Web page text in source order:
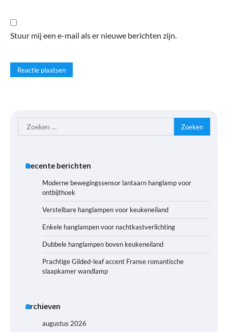
Stuur mij een e-mail als er nieuwe berichten zijn.
Zoeken
naar:
Recente berichten
Moderne bewegingssensor lantaarn hanglamp voor
ontbijthoek
Verstelbare hanglampen voor keukeneiland
Enkele hanglampen voor nachtkastverlichting
Dubbele hanglampen boven keukeneiland
Prachtige Gilded-leaf accent Franse romantische
slaapkamer wandlamp
Archieven
augustus 2026